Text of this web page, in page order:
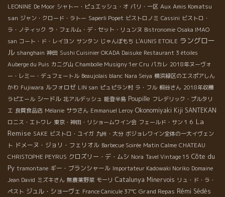
LEONINE De Moor シャトー・ピュエッシュ・オ パリ・一区 Aux Amis Komatsu
san ジャン・クロード・ラトー Saperli Popet ビストロノミ Cassini ビストロ・
ラ・ノティック ラ・フェルム・デ・セット・リュンヌ Bistronomie Osaka IMAO
san コート・ド・レイヨン サンタン じゃんぼもち L'AUNIS ETOILE ラングロー
ル shanghain 神田 Sushi Cuisinier OKADA Daisuke Restaurant 3 étoiles
Auberge du Puis カニグ山 Chambolle Musigny 1er Cru パカレ 2018年ヌーヴォ
ー・レミー・デュフェートル Beaujolais blanc Nara Seiya 横浜緑区のエスポアしん
かわ Fujiwara ルフォロゼ LIN san ピュピラン村 ラ・フル 桐谷さん 2018年収穫
ラピエール シードル 北アルデッシュ 能登半島 Poupille フレデリック・プルタリ
エ 良質食品店 Mélanie サラさん Emmanuel Leroy Okonomiyaki Kiji SANTEKAN
ロニス・エトワレ 東京・神田・リショームワイン会 フェールド・サン１６ La
Remise SAKE ビストロ・ユイガ 九州・大分 ボジョレワイン全体の一大イヴェン
ト ドメーヌ・ジョリ・フェリオル Barbecue Soirée Matin Calme CHATEAU
CHRISTOPHE PEYRUS クロズリー・デ・ムシ Nora Tavel Vintage 15 Côte du
Py tramontane ギー・ブランシャール Importateur Kadowaki Noriko Domaine
Jean David ミズキさん 無農薬野菜 モーリ Catalunya Minervois リュ・ド・ラ・
ペスト ジュル・ショーヴェ France Canicule 37℃ Grand Repas Rémi Sédès